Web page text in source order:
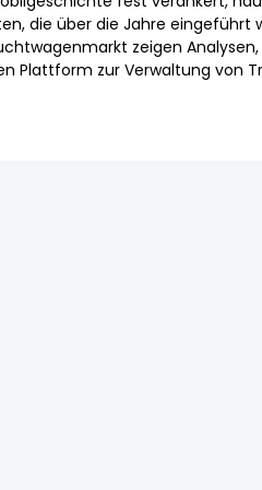
die über die Jahre eingeführt
zeigen
Plattform zur Verwaltung von